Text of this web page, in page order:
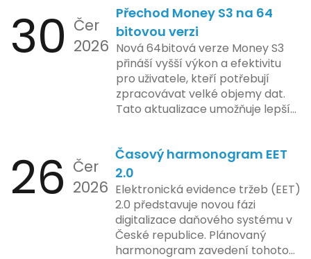
bezpečnost a ochranu spotřebitelů,
regulační orgány různých zemí jsou
na pozoru a sledují vývoj celého
případu velmi bedlivě. Vedení
společnosti zatím neposkytlo
podrobnější informace o
konkrétních záměrech či časové
ose zavedení této technologie.
kontrolovaném prostředí. Uživatelé
mají možnost předem se seznámit s
aktualizacemi, a tím lépe připravit
své systémy na oficiální zavedení
nového systému.
30 Čer
2026
Přechod Money S3 na 64
bitovou verzi
Nová 64bitová verze Money S3
přináší vyšší výkon a efektivitu
pro uživatele, kteří potřebují
zpracovávat velké objemy dat.
Tato aktualizace umožňuje lepší
podniky s náročnými účetními
procesy.
26 Čer
2026
Časový harmonogram EET
2.0
Elektronická evidence tržeb (EET)
2.0 představuje novou fázi
digitalizace daňového systému v
České republice. Plánovaný
harmonogram zavedení tohoto